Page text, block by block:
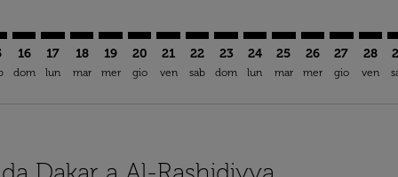
16
dom
17
lun
18
mar
19
mer
20
gio
21
ven
22
sab
23
dom
24
lun
25
mar
26
mer
27
gio
28
ven